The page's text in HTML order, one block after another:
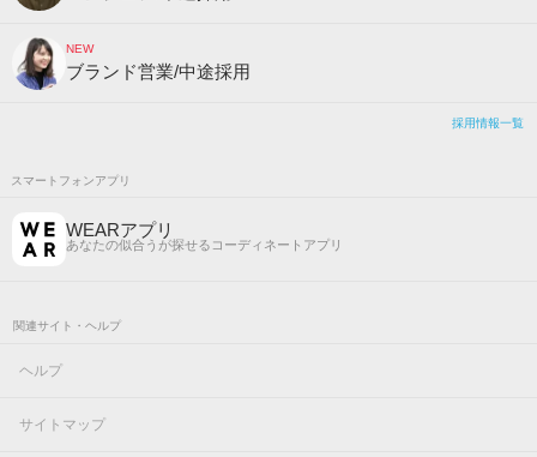
NEW
ブランド営業/中途採用
採用情報一覧
スマートフォンアプリ
WEARアプリ
あなたの似合うが探せるコーディネートアプリ
関連サイト・ヘルプ
ヘルプ
サイトマップ